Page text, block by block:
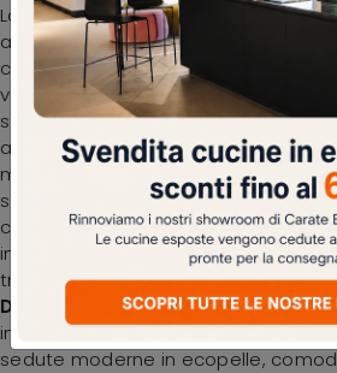
La scelta delle sedute è davvero
al tavolo ci si ritrova ogni giorno per
con familiari e amici. Scopri la nostra
valorizza i tuoi spazi: alternative
sono il legno, la plastica e il
aspettando una ricca gamma di
migliori marche, tra cui troverai
sgabelli La Seggiola. Durante
complementi da cucina per la
imprescindibile valutare le misure, le
trovare il modello che hai sempre
Dublin Stool slitta di La Seggiola:
informazioni e preventivi su una
sedute moderne in ecopelle,